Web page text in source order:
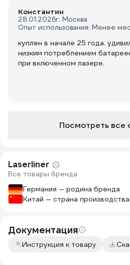
Константин
28.01.2026г. Москва
Опыт использования: Менее
куплен в начале 25 года.
низким потреблением
при включенном лазере.
Посмотреть все
Laserliner
Все товары бренда
Германия — родина бренда
Китай — страна производства
Документация
Инструкция к товару